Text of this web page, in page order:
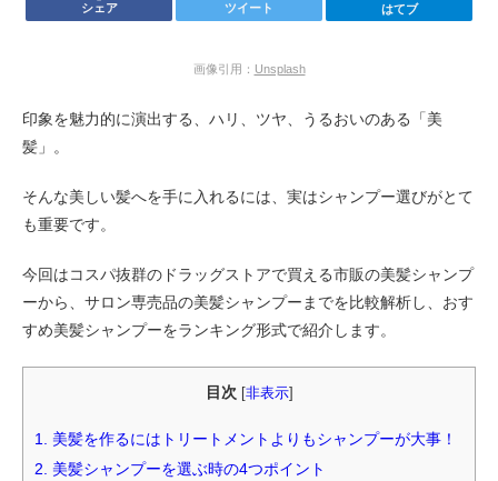
シェア ツイート はてブ
画像引用： Unsplash
印象を魅力的に演出する、ハリ、ツヤ、うるおいのある「美
髪」。
そんな美しい髪へを手に入れるには、実はシャンプー選びがとて
も重要です。
今回はコスパ抜群のドラッグストアで買える市販の美髪シャンプ
ーから、サロン専売品の美髪シャンプーまでを比較解析し、おす
すめ美髪シャンプーをランキング形式で紹介します。
目次 非表示]
1. 美髪を作るにはトリートメントよりもシャンプーが大事！
2. 美髪シャンプーを選ぶ時の4つポイント